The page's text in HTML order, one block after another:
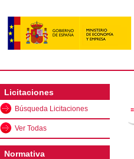
Licitaciones
Búsqueda Licitaciones
Ver Todas
Normativa